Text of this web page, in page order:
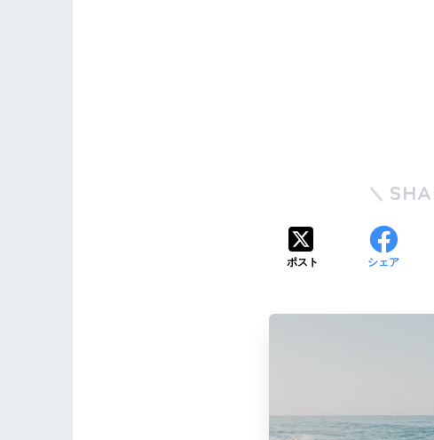
ポスト シェア